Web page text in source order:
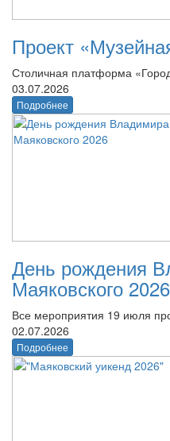
Проект
Столичная платформа
03.07.2026
Подробнее
День рождения
Маяковского 2026
Все мероприятия 19 июля
02.07.2026
Подробнее